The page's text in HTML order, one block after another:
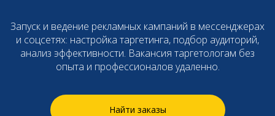
Запуск и ведение рекламных кампаний в мессенджерах
и соцсетях: настройка таргетинга, подбор аудиторий,
анализ эффективности. Вакансия таргетологам без
опыта и профессионалов удаленно.
Найти заказы